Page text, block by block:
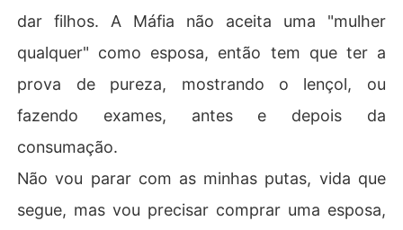
dar filhos. A Máfia não aceita uma "mulher
qualquer" como esposa, então tem que ter a
prova de pureza, mostrando o lençol, ou
fazendo exames, antes e depois da
consumação.
Não vou parar com as minhas putas, vida que
segue, mas vou precisar comprar uma esposa,